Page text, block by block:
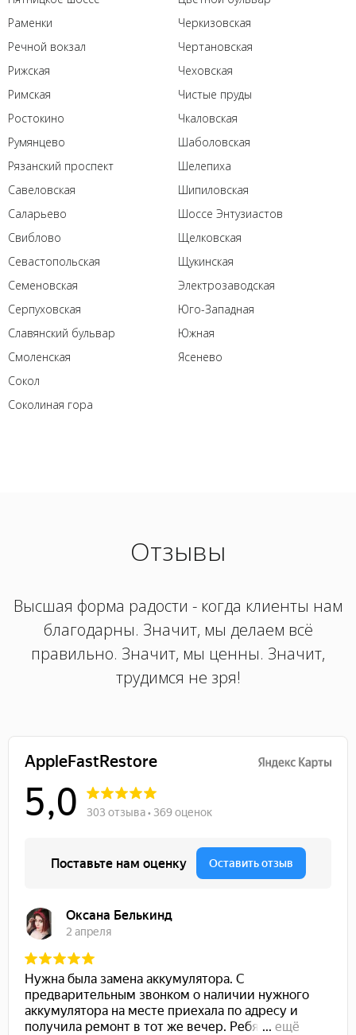
Раменки
Речной вокзал
Рижская
Римская
Ростокино
Румянцево
Рязанский проспект
Савеловская
Саларьево
Свиблово
Севастопольская
Семеновская
Серпуховская
Славянский бульвар
Смоленская
Сокол
Соколиная гора
Черкизовская
Чертановская
Чеховская
Чистые пруды
Чкаловская
Шаболовская
Шелепиха
Шипиловская
Шоссе Энтузиастов
Щелковская
Щукинская
Электрозаводская
Юго-Западная
Южная
Ясенево
Отзывы
Высшая форма радости - когда клиенты нам
благодарны. Значит, мы делаем всё
правильно. Значит, мы ценны. Значит,
трудимся не зря!